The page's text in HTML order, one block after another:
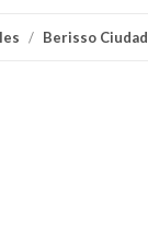
/ Berisso Ciudad